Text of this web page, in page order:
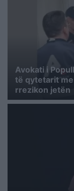
Avokati i
të qytetarit
rrezikon jetën